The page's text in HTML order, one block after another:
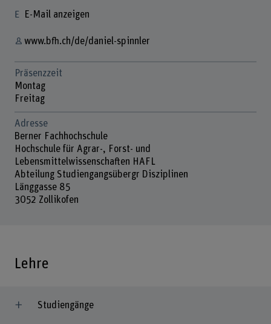
E-Mail anzeigen
www.bfh.ch/de/daniel-spinnler
Präsenzzeit
Montag
Freitag
Adresse
Berner Fachhochschule
Hochschule für Agrar-, Forst- und
Lebensmittelwissenschaften HAFL
Abteilung Studiengangsübergr Disziplinen
Länggasse 85
3052 Zollikofen
Lehre
Studiengänge